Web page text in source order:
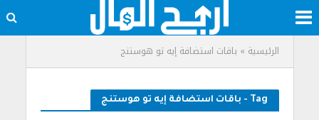
الرئيسية » باقات استضافة إيه تو هوستنج
Tag - باقات استضافة إيه تو هوستنج